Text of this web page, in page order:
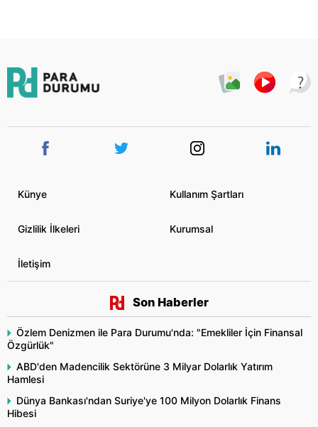
Künye Kullanım Şartları
Gizlilik İlkeleri Kurumsal
İletişim
Son Haberler
Özlem Denizmen ile Para Durumu'nda: "Emekliler İçin Finansal
Özgürlük"
ABD'den Madencilik Sektörüne 3 Milyar Dolarlık Yatırım
Hamlesi
Dünya Bankası'ndan Suriye'ye 100 Milyon Dolarlık Finans
Hibesi